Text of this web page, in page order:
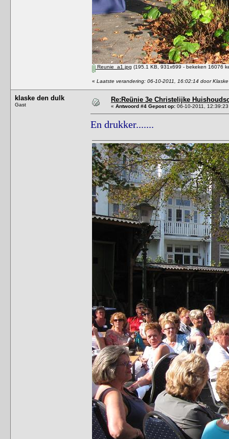
Reunie_a1.jpg (195.1 KB, 931x699 - bekeken 16076
« Laatste verandering: 06-10-2011, 16:02:14 door
klaske den dulk
Gast
Re:Reünie 3e Christelijke
« Antwoord #4 Gepost op: 06-10-2011,
En drukker.......